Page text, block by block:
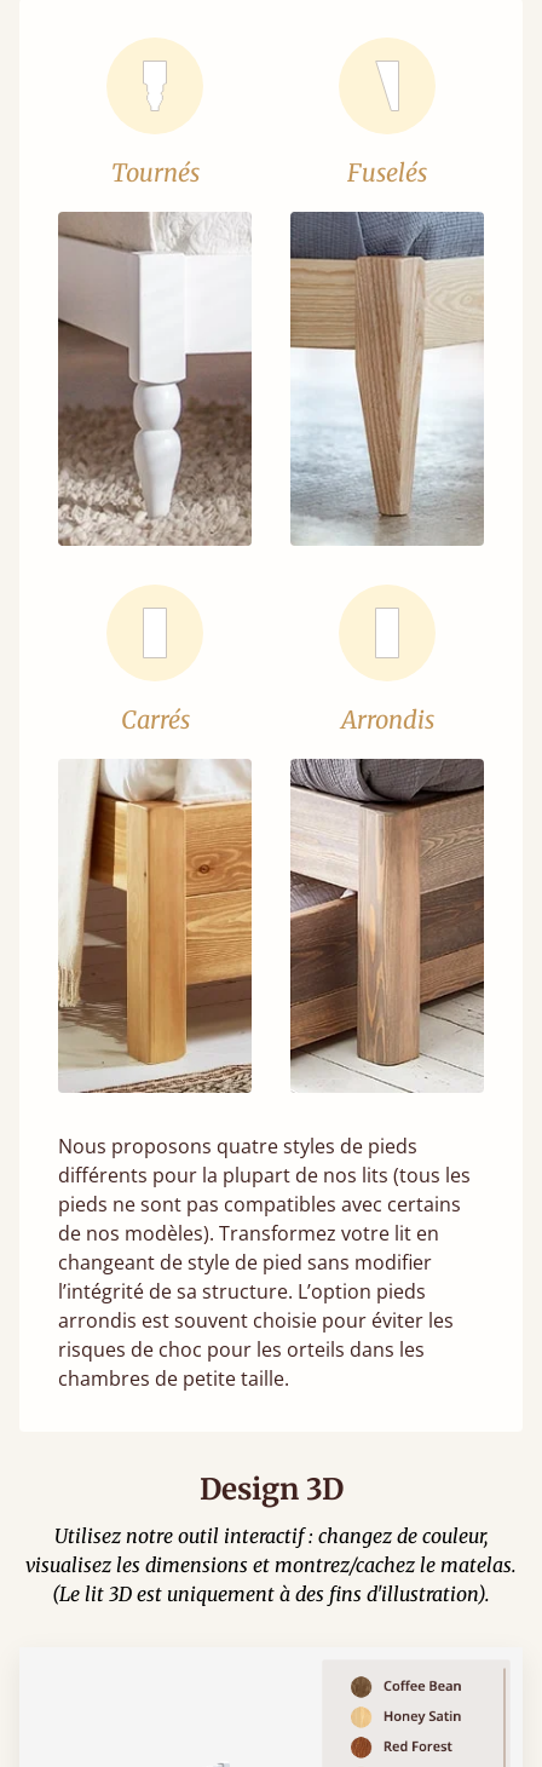
Tournés Fuselés
Carrés Arrondis
Nous proposons quatre styles de pieds
différents pour la plupart de nos lits (tous les
pieds ne sont pas compatibles avec certains
de nos modèles). Transformez votre lit en
changeant de style de pied sans modifier
l’intégrité de sa structure. L’option pieds
arrondis est souvent choisie pour éviter les
risques de choc pour les orteils dans les
chambres de petite taille.
Design 3D
Utilisez notre outil interactif : changez de couleur,
visualisez les dimensions et montrez/cachez le matelas.
(Le lit 3D est uniquement à des fins d'illustration).